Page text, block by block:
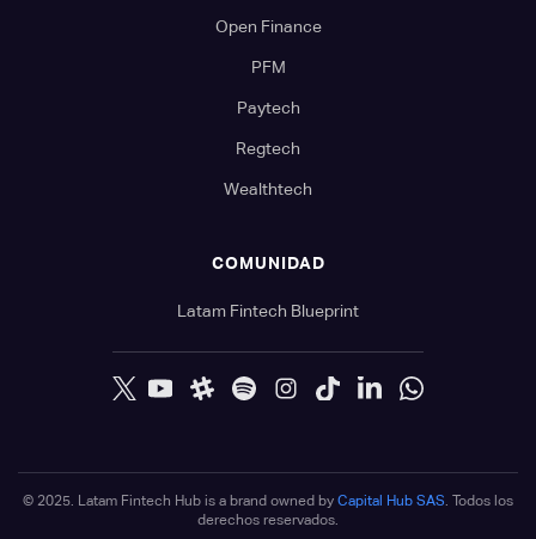
Open Finance
PFM
Paytech
Regtech
Wealthtech
COMUNIDAD
Latam Fintech Blueprint
© 2025. Latam Fintech Hub is a brand owned by Capital Hub SAS . Todos los
derechos reservados.